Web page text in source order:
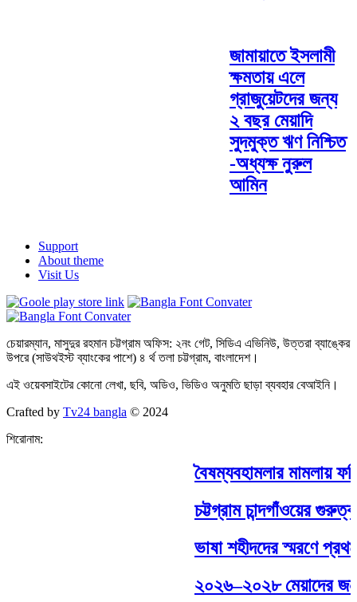
জামায়াতে ইসলামী
ক্ষমতায় এলে
গ্রাজুয়েটদের জন্য
২ বছর মেয়াদি
সুদমুক্ত ঋণ নিশ্চিত
-অধ্যক্ষ নুরুল
আমিন
Support
About theme
Visit Us
চেয়ারম্যান, মাসুদুর রহমান চট্টগ্রাম অফিস: ২নং গেট, সিডিএ এভিনিউ, উত্তরা ব্যাঙ্কের
উপরে (সাউথইস্ট ব্যাংকের পাশে) ৪ র্থ তলা চট্টগ্রাম, বাংলাদেশ।
এই ওয়েবসাইটের কোনো লেখা, ছবি, অডিও, ভিডিও অনুমতি ছাড়া ব্যবহার বেআইনি।
Crafted by Tv24 bangla © 2024
শিরোনাম:
বৈষম্যবহামলার মামলায়
চট্টগ্রাম চান্দগাঁওয়ের
ভাষা শহীদদের স্মরণে
২০২৬–২০২৮ মেয়াদের জন্য